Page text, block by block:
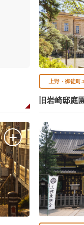
上野・御徒町
旧岩崎邸庭